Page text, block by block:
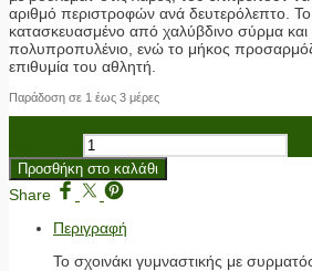
αριθμό περιστροφών ανά δευτερόλεπτο. Το
κατασκευασμένο από χαλύβδινο σύρμα και
πολυπροπυλένιο, ενώ το μήκος
επιθυμία του αθλητή.
Παράδοση σε 1 έως 3 μέρες
Προσθήκη στο καλάθι
Share
Περιγραφή
Το σχοινάκι γυμναστικής με